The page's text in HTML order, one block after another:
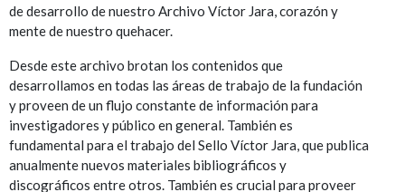
de desarrollo de nuestro Archivo Víctor Jara, corazón y
mente de nuestro quehacer.
Desde este archivo brotan los contenidos que
desarrollamos en todas las áreas de trabajo de la fundación
y proveen de un flujo constante de información para
investigadores y público en general. También es
fundamental para el trabajo del Sello Víctor Jara, que publica
anualmente nuevos materiales bibliográficos y
discográficos entre otros. También es crucial para proveer